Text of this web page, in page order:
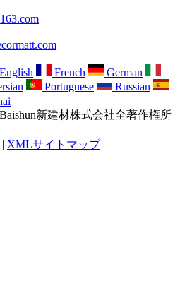
English French
German
Portuguese
Russian
新建材株式会社全著作権所
XMLサイトマップ